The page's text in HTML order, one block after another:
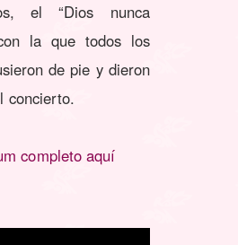
el “Dios nunca
la que todos los
de pie y dieron
concierto.
completo aquí